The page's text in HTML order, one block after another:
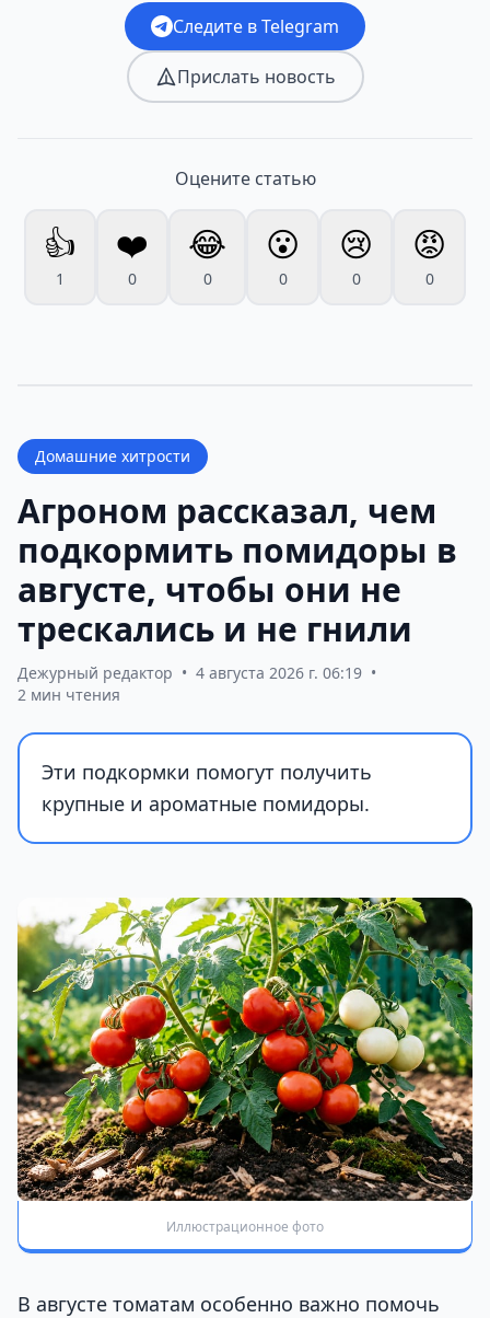
Следите в Telegram
Прислать новость
Оцените статью
👍
1
❤️
0
😂
0
😮
0
😢
0
😡
0
Домашние хитрости
Агроном рассказал, чем
подкормить помидоры в
августе, чтобы они не
трескались и не гнили
Дежурный редактор • 4 августа 2026 г. 06:19 •
2 мин чтения
Эти подкормки помогут получить
крупные и ароматные помидоры.
Иллюстрационное фото
В августе томатам особенно важно помочь